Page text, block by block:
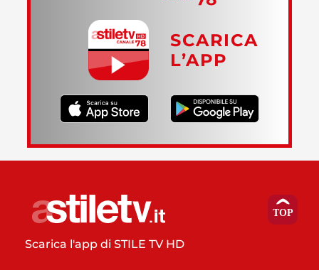
SCARICA
L’APP
Scarica l'app di STILE TV HD